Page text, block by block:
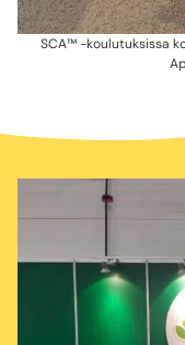
SCA™ -koulutuksissa